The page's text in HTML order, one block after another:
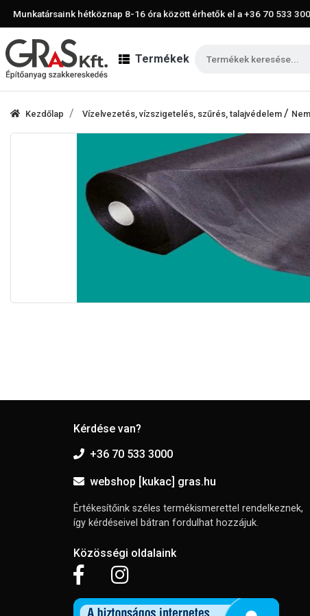
Munkatársaink hétköznap 8-16 óra között érhetők el a+36 70 533
Termékek
Kezdőlap Vízelvezetés, vízszigetelés, szűrés, talajvédelem /
Kérdése van?
+36 70 533 3000
webshop [kukac] gras.hu
Értékesítőink széles termékismerettel rendelkeznek,
így kérdéseivel bátran fordulhat hozzájuk.
Közösségi oldalaink